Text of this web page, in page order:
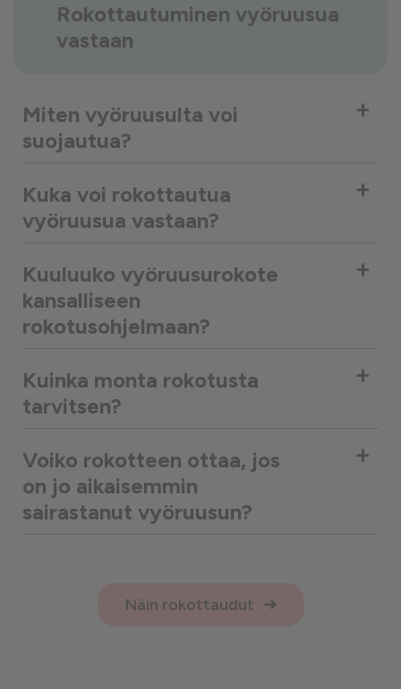
Rokottautuminen vyöruusua
vastaan
Miten vyöruusulta voi
suojautua?
+
Kuka voi rokottautua
vyöruusua vastaan?
+
Kuuluuko vyöruusurokote
kansalliseen
rokotusohjelmaan?
+
Kuinka monta rokotusta
tarvitsen?
+
Voiko rokotteen ottaa, jos
on jo aikaisemmin
sairastanut vyöruusun?
+
Näin rokottaudut